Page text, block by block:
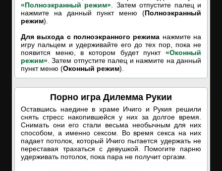
«Полноэкранный режим» . Затем отпустите палец и
нажмите на данный пункт меню (Полноэкранный
режим).
Для выхода с полноэкранного режима нажмите на
игру пальцем и удерживайте его до тех пор, пока не
появится меню, в котором будет пункт «Оконный
режим» . Затем отпустите палец и нажмите на данный
пункт меню (Оконный режим).
Порно игра Дилемма Рукии
Оставшись наедине в храме Ичиго и Рукия решили
снять стресс накопившейся у них за долгое время.
Снимать они его стали весьма необычным для них
способом, а именно сексом. Во время секса на них
падает потолок, который Ичиго пытается удержать не
переставая трахаться с девушкой. Помогите парню
удерживать потолок, пока пара не получит оргазм.